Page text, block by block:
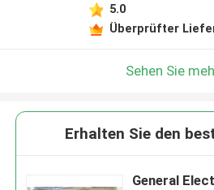
5.0
Überprüfter
Sehen Sie
Erhalten Sie den
General